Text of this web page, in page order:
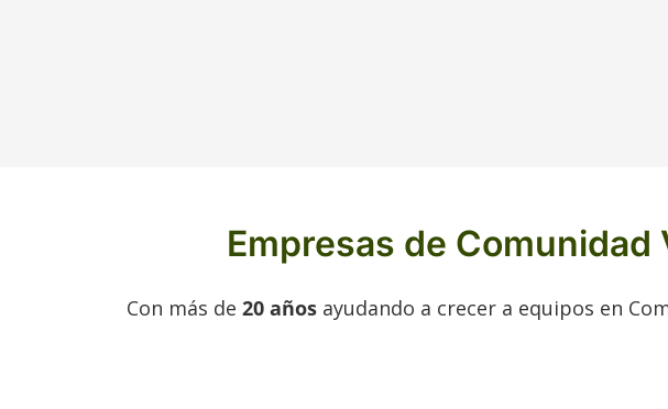
Empresas de
Con más de 20 añosayudando a crecer a equipos en